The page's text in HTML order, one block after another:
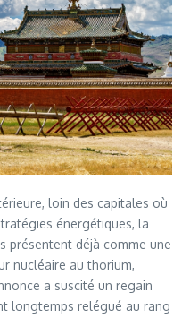
loin des capitales où
énergétiques, la
présentent déjà comme une
nucléaire au thorium,
a suscité un regain
longtemps relégué au rang